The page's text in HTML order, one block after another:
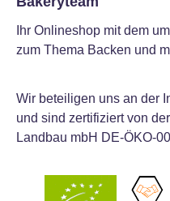
Ihr Onlineshop mit dem
zum Thema Backen und
Wir beteiligen uns an der
und sind zertifiziert von
Landbau mbH DE-ÖKO-